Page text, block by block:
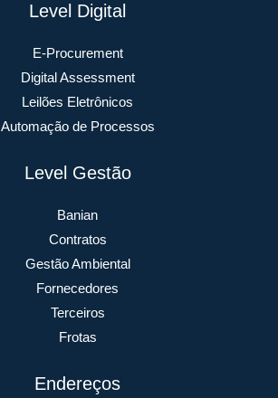
Level Digital
E-Procurement
Digital Assessment
Leilões Eletrônicos
Automação de Processos
Level Gestão
Banian
Contratos
Gestão Ambiental
Fornecedores
Terceiros
Frotas
Endereços